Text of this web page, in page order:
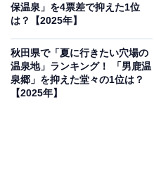
行った友人も高評価をして
道）、「標高が高く涼しい
史ある温泉を楽しめるた
です」（30代女性／東京都
で、広い混浴のヒバ千人風
保温泉」を4票差で抑えた1位
は？【2025年】
秋田県で「夏に行きたい穴場の
温泉地」ランキング！ 「男鹿温
泉郷」を抑えた堂々の1位は？
【2025年】